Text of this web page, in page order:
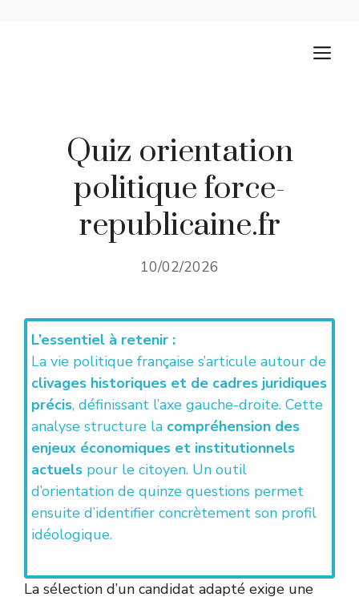
Quiz orientation
politique force-
republicaine.fr​
10/02/2026
L’essentiel à retenir :
La vie politique française s’articule autour de
clivages historiques et de cadres juridiques
précis, définissant l’axe gauche-droite. Cette
analyse structure la compréhension des
enjeux économiques et institutionnels
actuels pour le citoyen. Un outil
d’orientation de quinze questions permet
ensuite d’identifier concrètement son profil
idéologique.
La sélection d’un candidat adapté exige une